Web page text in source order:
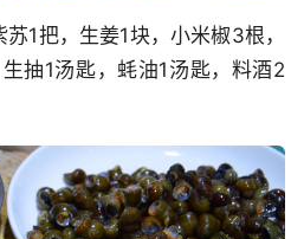
1把，生姜1块，小米椒3根，
抽1汤匙，蚝油1汤匙，料酒2